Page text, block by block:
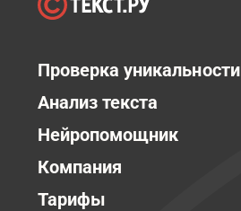
Проверка уникальности
Анализ текста
Нейропомощник
Компания
Тарифы